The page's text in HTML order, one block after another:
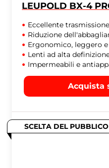
LEUPOLD BX-4
Eccellente
Riduzione
Ergonomico, leggero
Lenti ad alta
Impermeabili e
Acquista
SCELTA DEL PUBBLICO